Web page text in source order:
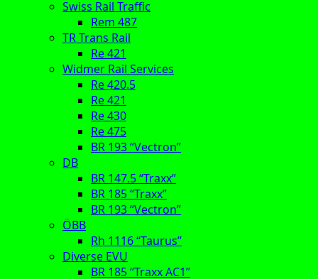
Swiss Rail Traffic
Rem 487
TR Trans Rail
Re 421
Widmer Rail Services
Re 420.5
Re 421
Re 430
Re 475
BR 193 “Vectron”
DB
BR 147.5 “Traxx”
BR 185 “Traxx”
BR 193 “Vectron”
ÖBB
Rh 1116 “Taurus”
Diverse EVU
BR 185 “Traxx AC1”